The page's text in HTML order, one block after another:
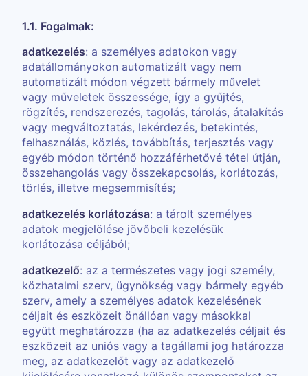
1.1. Fogalmak:
adatkezelés: a személyes adatokon vagy
adatállományokon automatizált vagy nem
automatizált módon végzett bármely művelet
vagy műveletek összessége, így a gyűjtés,
rögzítés, rendszerezés, tagolás, tárolás, átalakítás
vagy megváltoztatás, lekérdezés, betekintés,
felhasználás, közlés, továbbítás, terjesztés vagy
egyéb módon történő hozzáférhetővé tétel útján,
összehangolás vagy összekapcsolás, korlátozás,
törlés, illetve megsemmisítés;
adatkezelés korlátozása: a tárolt személyes
adatok megjelölése jövőbeli kezelésük
korlátozása céljából;
adatkezelő: az a természetes vagy jogi személy,
közhatalmi szerv, ügynökség vagy bármely egyéb
szerv, amely a személyes adatok kezelésének
céljait és eszközeit önállóan vagy másokkal
együtt meghatározza (ha az adatkezelés céljait és
eszközeit az uniós vagy a tagállami jog határozza
meg, az adatkezelőt vagy az adatkezelő